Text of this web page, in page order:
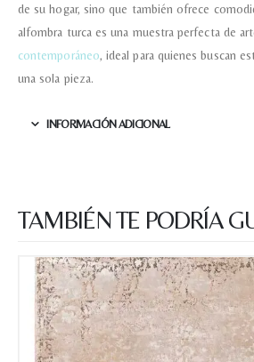
de su hogar, sino que también ofrece
alfombra turca es una muestra perfecta de
contemporáneo, ideal para quienes buscan
una sola pieza.
INFORMACIÓN ADICIONAL
TAMBIÉN TE PODRÍA